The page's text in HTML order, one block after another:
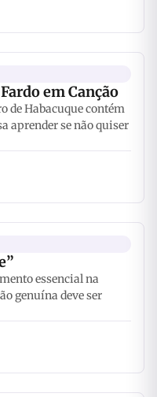
em Canção
de Habacuque contém
aprender se não quiser
essencial na
genuína deve ser